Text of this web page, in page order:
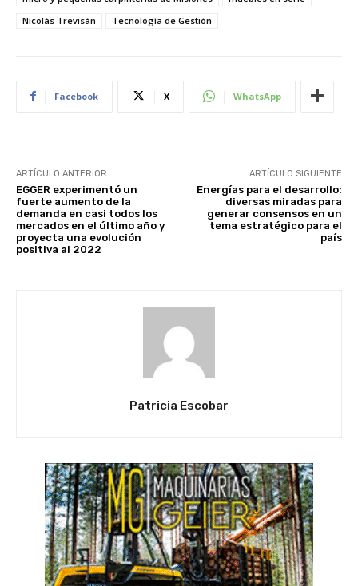
Nicolás Trevisán
Tecnología de Gestión
Facebook X WhatsApp
ARTÍCULO ANTERIOR
EGGER experimentó un
fuerte aumento de la
demanda en casi todos los
mercados en el último año y
proyecta una evolución
positiva al 2022
ARTÍCULO SIGUIENTE
Energías para el desarrollo:
diversas miradas para
generar consensos en un
tema estratégico para el
país
Patricia Escobar